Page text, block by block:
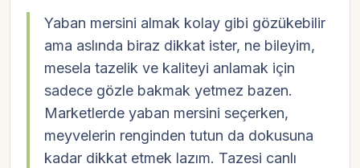
Yaban mersini almak kolay gibi gözükebilir
ama aslında biraz dikkat ister, ne bileyim,
mesela tazelik ve kaliteyi anlamak için
sadece gözle bakmak yetmez bazen.
Marketlerde yaban mersini seçerken,
meyvelerin renginden tutun da dokusuna
kadar dikkat etmek lazım. Tazesi canlı